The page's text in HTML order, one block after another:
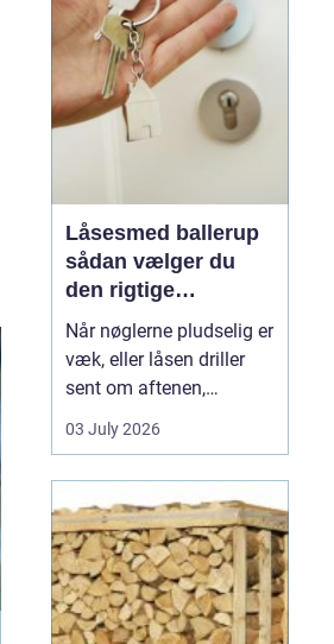
Låsesmed ballerup
sådan vælger du
den rigtige
låsepartner
Når nøglerne pludselig er
væk, eller låsen driller
sent om aftenen,
opdager du hurtigt, hvor
vigtig en pålidelig
findes der flere løsninger,
men forskellen på hurtig
hjælp, god rådgivning og
langvarig tryghed kan
være stor. En...
03 July 2026